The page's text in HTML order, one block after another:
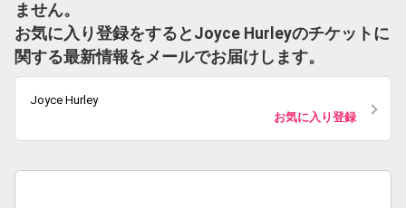
ません。
お気に入り登録をするとJoyce Hurleyのチケットに
関する最新情報をメールでお届けします。
Joyce Hurley
お気に入り登録